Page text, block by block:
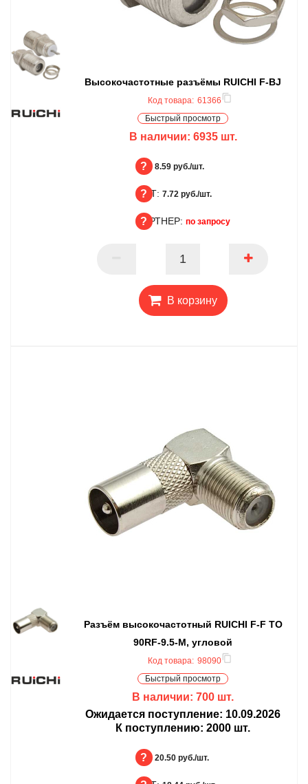
Высокочастотные разъёмы RUICHI F-BJ
Код товара: 61366
Быстрый просмотр
В наличии: 6935шт.
БЦ: 8.59 руб./шт.
ОПТ: 7.72 руб./шт.
ПАРТНЕР: по запросу
В корзину
Разъём высокочастотный RUICHI F-F TO
90RF-9.5-M, угловой
Код товара: 98090
Быстрый просмотр
В наличии: 700 шт.
Ожидается поступление: 10.09.2026
К поступлению: 2000 шт.
БЦ: 20.50 руб./шт.